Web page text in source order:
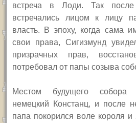
встреча в Лоди. Так после
встречались лицом к лицу
власть. В эпоху, когда сама
свои права, Сигизмунд
призрачных прав,
потребовал от папы созыва
Местом будущего собора
немецкий Констанц, и после
папа покорился воле короля